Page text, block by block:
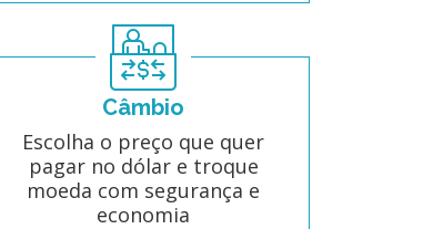
Câmbio
Escolha o preço que quer
pagar no dólar e troque
moeda com segurança e
economia